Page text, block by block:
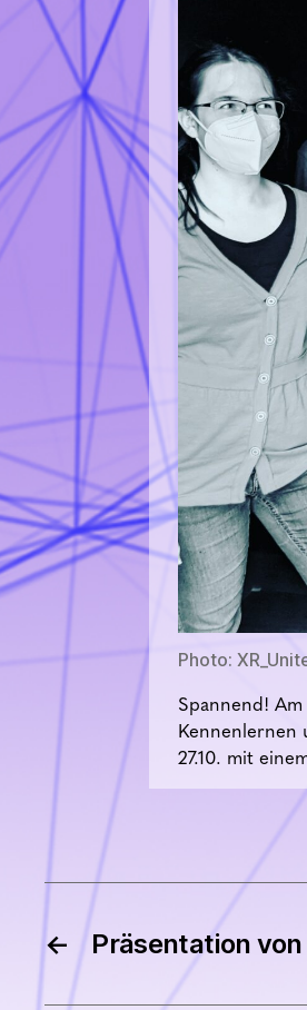
Photo:
Spannend!
Kennenlernen
27.10. mit
← Präsentation von